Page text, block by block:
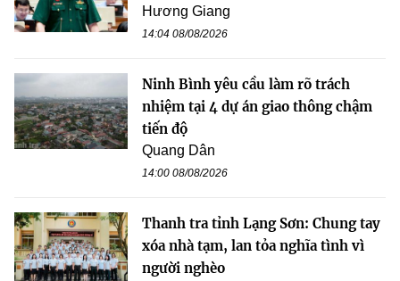
Hương Giang
14:04 08/08/2026
Ninh Bình yêu cầu làm rõ trách
nhiệm tại 4 dự án giao thông chậm
tiến độ
Quang Dân
14:00 08/08/2026
Thanh tra tỉnh Lạng Sơn: Chung tay
xóa nhà tạm, lan tỏa nghĩa tình vì
người nghèo